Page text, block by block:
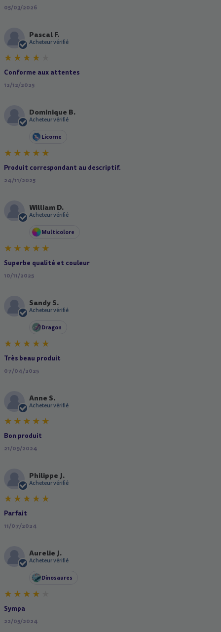
05/03/2026
P
Pascal F.
Acheteur vérifié
Conforme aux attentes
12/12/2025
D
Dominique B.
Acheteur vérifié
Licorne
Produit correspondant au descriptif.
24/11/2025
W
William D.
Acheteur vérifié
Multicolore
Superbe qualité et couleur
10/11/2025
S
Sandy S.
Acheteur vérifié
Dragon
Très beau produit
07/04/2025
A
Anne S.
Acheteur vérifié
Bon produit
21/09/2024
P
Philippe J.
Acheteur vérifié
Parfait
11/07/2024
A
Aurelie J.
Acheteur vérifié
Dinosaures
Sympa
22/05/2024